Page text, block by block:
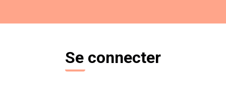
Se connecter